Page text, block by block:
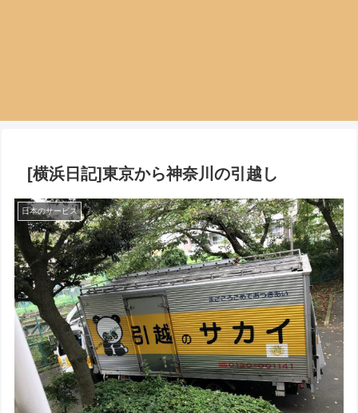
[横浜日記]東京から神奈川の引越し
日本のサービス